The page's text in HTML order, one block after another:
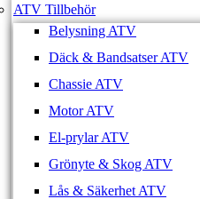
ATV Tillbehör
Belysning ATV
Däck & Bandsatser ATV
Chassie ATV
Motor ATV
El-prylar ATV
Grönyte & Skog ATV
Lås & Säkerhet ATV